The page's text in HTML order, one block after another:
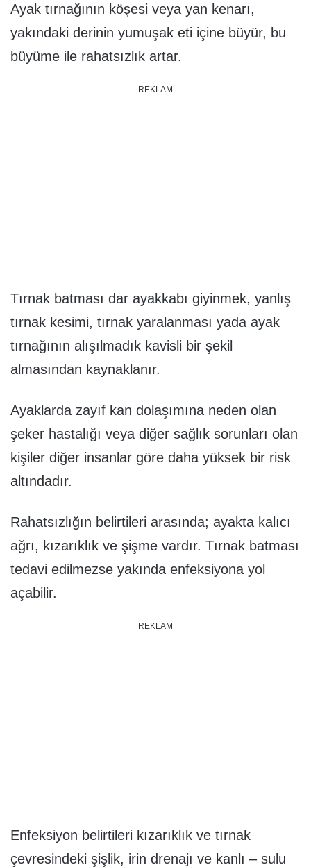
Ayak tırnağının köşesi veya yan kenarı,
yakındaki derinin yumuşak eti içine büyür, bu
büyüme ile rahatsızlık artar.
REKLAM
Tırnak batması dar ayakkabı giyinmek, yanlış
tırnak kesimi, tırnak yaralanması yada ayak
tırnağının alışılmadık kavisli bir şekil
almasından kaynaklanır.
Ayaklarda zayıf kan dolaşımına neden olan
şeker hastalığı veya diğer sağlık sorunları olan
kişiler diğer insanlar göre daha yüksek bir risk
altındadır.
Rahatsızlığın belirtileri arasında; ayakta kalıcı
ağrı, kızarıklık ve şişme vardır. Tırnak batması
tedavi edilmezse yakında enfeksiyona yol
açabilir.
REKLAM
Enfeksiyon belirtileri kızarıklık ve tırnak
çevresindeki şişlik, irin drenajı ve kanlı – sulu